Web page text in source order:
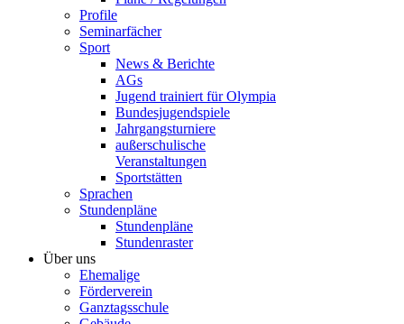
Profile
Seminarfächer
Sport
News & Berichte
AGs
Jugend trainiert für Olympia
Bundesjugendspiele
Jahrgangsturniere
außerschulische
Veranstaltungen
Sportstätten
Sprachen
Stundenpläne
Stundenpläne
Stundenraster
Über uns
Ehemalige
Förderverein
Ganztagsschule